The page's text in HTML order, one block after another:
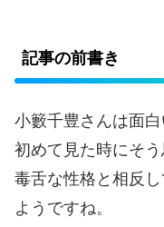
記事の前書き
小籔千豊さんは面白
初めて見た時にそう
毒舌な性格と相反
ようですね。